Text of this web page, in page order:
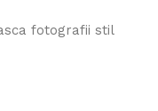
fotografii stil